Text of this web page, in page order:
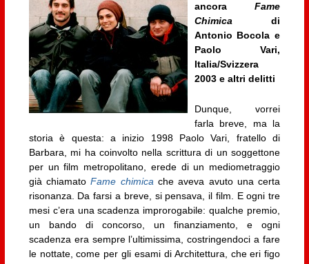
ancoraFame
Chimicadi
Antonio Bocola e
Paolo Vari,
Italia/Svizzera
2003 e altri delitti
Dunque, vorrei
farla breve, ma la
storia è questa: a inizio 1998 Paolo Vari, fratello di
Barbara, mi ha coinvolto nella scrittura di un soggettone
per un film metropolitano, erede di un mediometraggio
già chiamatoFame chimica che aveva avuto una certa
risonanza. Da farsi a breve, si pensava, il film. E ogni tre
mesi c’era una scadenza improrogabile: qualche premio,
un bando di concorso, un finanziamento, e ogni
scadenza era sempre l’ultimissima, costringendoci a fare
le nottate, come per gli esami di Architettura, che eri figo